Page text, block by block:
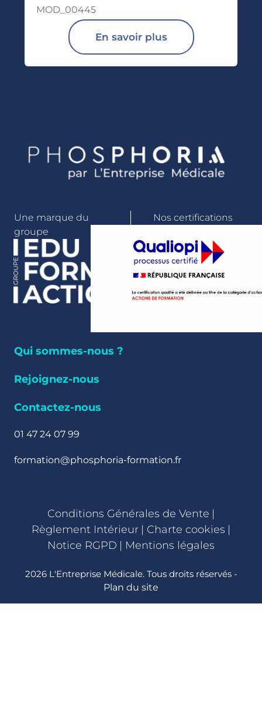
MOD_00445
En savoir plus
Une marque du
groupe
Nos certifications
Qui sommes-nous ?
Rejoignez-nous
Contactez-nous
01 47 24 07 99
formation@phosphoria-formation.fr
Conditions Générales de Vente |
Règlement Intérieur | Charte cookies |
Notice RGPD | Mentions légales
2026 L'Entreprise Médicale. Tous droits réservés -
Plan du site